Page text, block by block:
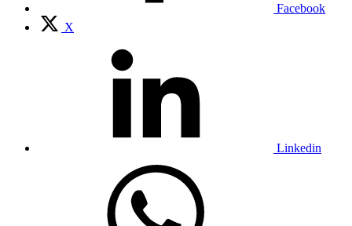
Facebook
X
Linkedin